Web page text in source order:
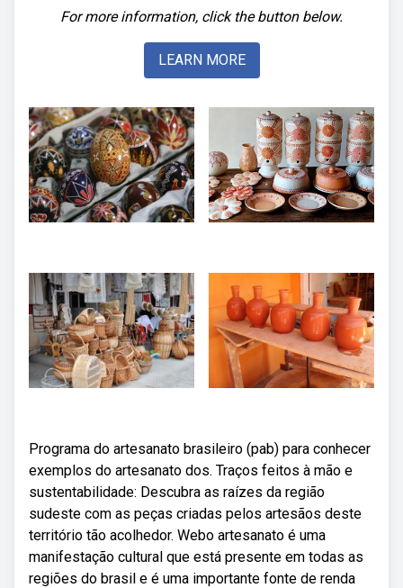
For more information, click the button below.
LEARN MORE
Programa do artesanato brasileiro (pab) para conhecer
exemplos do artesanato dos. Traços feitos à mão e
sustentabilidade: Descubra as raízes da região
sudeste com as peças criadas pelos artesãos deste
território tão acolhedor. Webo artesanato é uma
manifestação cultural que está presente em todas as
regiões do brasil e é uma importante fonte de renda